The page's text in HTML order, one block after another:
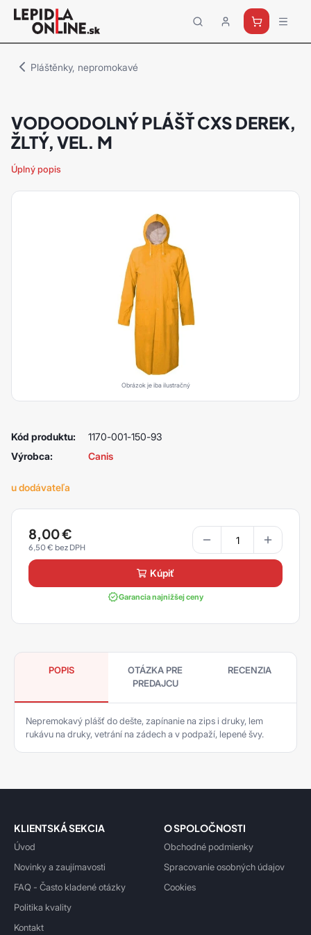
Priemyselné
lepidlá
Pláštěnky, nepromokavé
VODOODOLNÝ PLÁŠŤ CXS DEREK,
ŽLTÝ, VEL. M
Úplný popis
Obrázok je iba ilustračný
Kód produktu:
1170-001-150-93
Výrobca:
Canis
u dodávateľa
8,00€
6,50€
kúpiť
Garancia najnižšej ceny
POPIS
OTÁZKA PRE
PREDAJCU
RECENZIA
Nepremokavý plášť do dešte, zapínanie na zips i druky, lem
rukávu na druky, vetrání na zádech a v podpaží, lepené švy.
KLIENTSKÁ SEKCIA
Úvod
Novinky a zaujímavosti
FAQ - Často kladené otázky
Politika kvality
Kontakt
O SPOLOČNOSTI
Obchodné podmienky
Spracovanie osobných údajov
Cookies